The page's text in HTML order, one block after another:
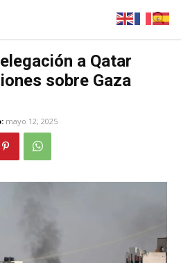
a Qatar
sobre Gaza
mayo 12, 2025